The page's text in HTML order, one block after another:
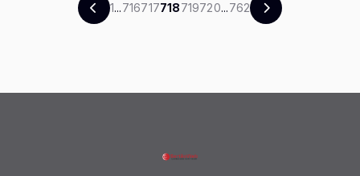
1...716717718719720...762